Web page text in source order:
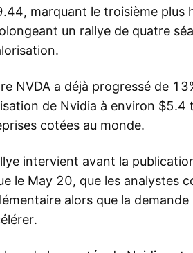
marquant le troisième plus
un rallye de quatre
NVDA a déjà progressé de
de Nvidia à environ
cotées au monde.
intervient avant la
le May 20, que les analystes
alors que la